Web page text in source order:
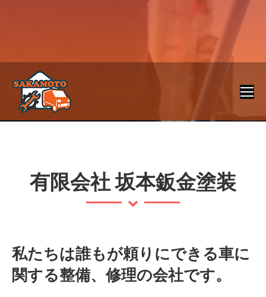
有限会社 坂本鈑金塗装
私たちは誰もが頼りにできる車に
関する整備、修理の会社です。